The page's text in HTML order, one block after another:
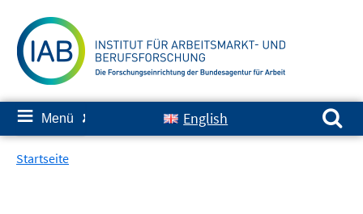
zum
Inhalt
≡ Menü ✘ English
Suchen nach:
Startseite